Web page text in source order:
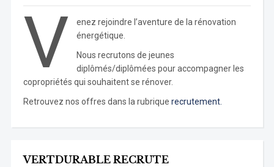
V
enez rejoindre l’aventure de la rénovation
énergétique.
Nous recrutons de jeunes
diplômés/diplômées pour accompagner les
copropriétés qui souhaitent se rénover.
Retrouvez nos offres dans la rubrique recrutement.
VERTDURABLE RECRUTE